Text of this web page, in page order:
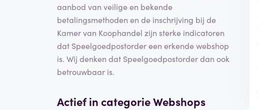
aanbod van veilige en bekende
betalingsmethoden en de inschrijving bij de
Kamer van Koophandel zijn sterke indicatoren
dat Speelgoedpostorder een erkende webshop
is. Wij denken dat Speelgoedpostorder dan ook
betrouwbaar is.
Actief in categorieWebshops